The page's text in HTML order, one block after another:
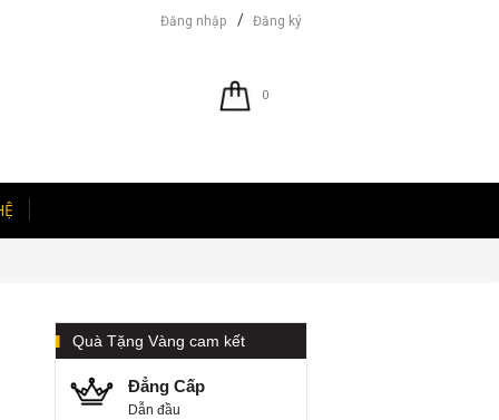
Đăng nhập / Đăng ký
0
Quà Tặng Vàng cam kết
Đẳng Cấp
Dẫn đầu